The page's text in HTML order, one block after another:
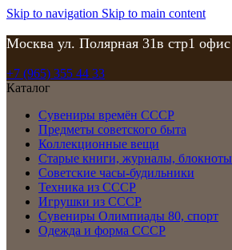
Skip to navigation Skip to main content
Москва ул. Полярная 31в стр1
+7 (965) 355 44 33
Каталог
Сувениры времён СССР
Предметы советского быта
Коллекционные вещи
Старые книги, журналы, блокноты
Советские часы-будильники
Техника из СССР
Игрушки из СССР
Сувениры Олимпиады 80, спорт
Одежда и форма СССР